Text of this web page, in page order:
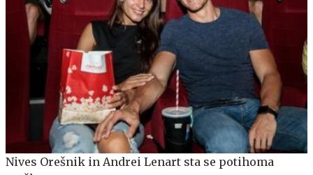
Nives Orešnik in Andrei Lenart sta se potihoma